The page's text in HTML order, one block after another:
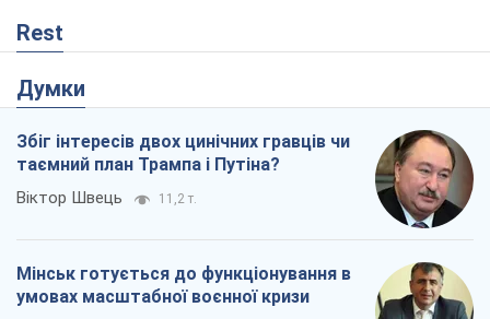
Rest
Думки
Збіг інтересів двох цинічних гравців чи
таємний план Трампа і Путіна?
Віктор Швець 11,2 т.
Мінськ готується до функціонування в
умовах масштабної воєнної кризи